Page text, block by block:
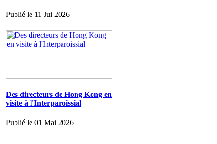
Publié le 11 Jui 2026
Des directeurs de Hong Kong en
visite à l'Interparoissial
Publié le 01 Mai 2026